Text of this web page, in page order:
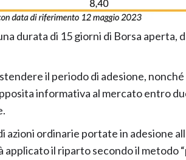
durata di 15 giorni di Borsa aperta,
il periodo di adesione,
informativa al mercato entro
azioni ordinarie portate in adesione
il riparto secondo il metodo